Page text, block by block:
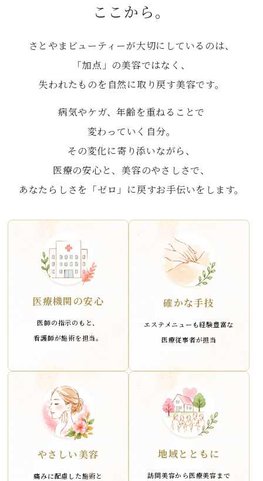
ここから。
さとやまビューティーが大切にしているのは、
「加点」の美容ではなく、
失われたものを自然に取り戻す美容です。
病気やケガ、年齢を重ねることで
変わっていく自分。
その変化に寄り添いながら、
医療の安心と、美容のやさしさで、
あなたらしさを「ゼロ」に戻すお手伝いをします。
医療機関の安心
医師の指示のもと、
看護師が施術を担当。
確かな手技
エステメニューも経験豊富な
医療従事者が担当
やさしい美容
痛みに配慮した施術と
地域とともに
訪問美容から医療美容まで